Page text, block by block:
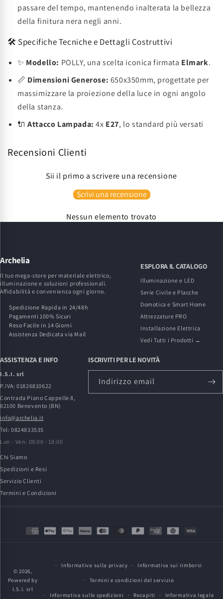
passare del tempo, mantenendo inalterata la bellezza
della finitura nera negli anni.
🛠️ Specifiche Tecniche e Dettagli Costruttivi
✨ Modello: POLLY, una scelta iconica firmata Elmark.
📏 Dimensioni Generose: 650x350mm, progettate per
massimizzare la proiezione della luce in ogni angolo
della stanza.
🔌Attacco Lampada: 4x E27, lo standard più versati
Recensioni Clienti
Sii il primo a scrivere una recensione
Scrivi una recensione
Nessun elemento trovato
Archelia
Il tuo mega-store per materiale elettrico,
illuminazione e soluzioni professionali.
Affidabilità e convenienza ogni giorno.
Spedizione Rapida in 24/48h
Pagamenti 100% Sicuri
Reso Facile in 14 Giorni
Assistenza Dedicata via Mail
ESPLORA IL CATALOGO
Illuminazione e LED
Serie Civile e Placche
Domotica e Smart Home
Attrezzature PRO
Installazione Elettrica
Vedi Tutti i Prodotti →
ASSISTENZA E INFO
I.S.I. srl
P.IVA: 01826810622
Contrada Piano Cappelle 8,
82100 Benevento (BN)
info@archelia.it
Tel: 0824833535
Lun - Ven: 09:00 - 18:00
Chi Siamo
Spedizioni e Resi
Servizio Clienti
Termini e Condizioni
ISCRIVITI PER LE NOVITÀ
Indirizzo email
Metodi
© 2026,
Powered by
I.S.I. srl
Informativa sulla privacy Informativa sui rimborsi
Termini e condizioni del servizio
Informativa sulle spedizioni Recapiti Informativa legale